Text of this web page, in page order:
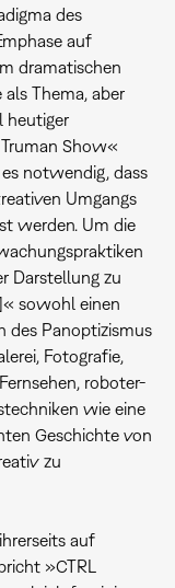
des
auf
dramatischen
Thema, aber
heutiger
Show«
notwendig, dass
Umgangs
werden. Um die
Darstellung zu
sowohl einen
des Panoptizismus
Fotografie,
roboter-
wie eine
Geschichte von
zu
auf
»CTRL